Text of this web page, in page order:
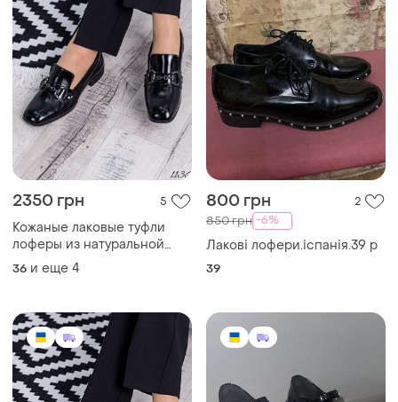
2350 грн 5
Кожаные лаковые туфли
лоферы из натуральной
кожи кожувины лаковое
туфлы лоферы натуральная
36 и еще 4
800 грн 2
850 грн -6%
Лакові лофери.іспанія.39 р
39